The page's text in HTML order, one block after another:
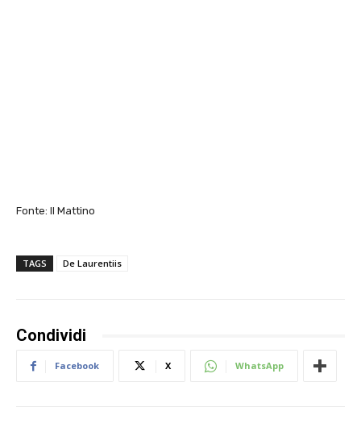
Fonte: Il Mattino
TAGS De Laurentiis
Condividi
Facebook X WhatsApp